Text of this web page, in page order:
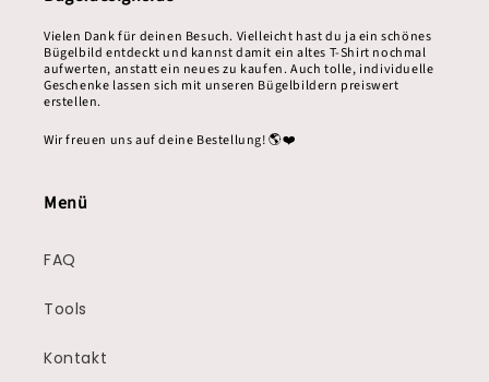
Vielen Dank für deinen Besuch. Vielleicht hast du ja ein schönes
Bügelbild entdeckt und kannst damit ein altes T-Shirt nochmal
aufwerten, anstatt ein neues zu kaufen. Auch tolle, individuelle
Geschenke lassen sich mit unseren Bügelbildern preiswert
erstellen.
Wir freuen uns auf deine Bestellung! 🌎❤️
Menü
FAQ
Tools
Kontakt